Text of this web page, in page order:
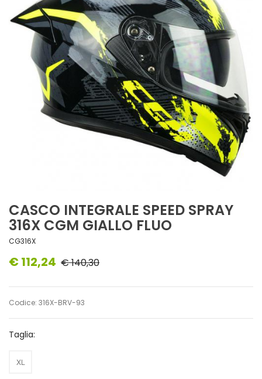
CASCO INTEGRALE SPEED SPRAY
316X CGM GIALLO FLUO
CG316X
€ 112,24 € 140,30
Codice: 316X-BRV-93
Taglia:
XL